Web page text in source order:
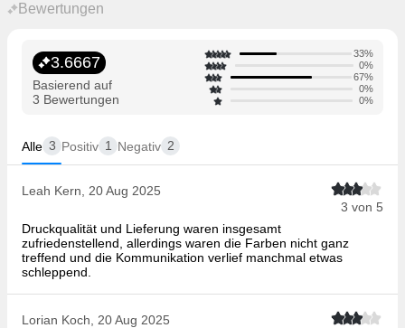
Bewertungen
3.6667
Basierend auf
3 Bewertungen
33%
0%
67%
0%
0%
Alle 3 Positiv 1 Negativ 2
Leah Kern, 20 Aug 2025
3 von 5
Druckqualität und Lieferung waren insgesamt
zufriedenstellend, allerdings waren die Farben nicht ganz
treffend und die Kommunikation verlief manchmal etwas
schleppend.
Lorian Koch, 20 Aug 2025